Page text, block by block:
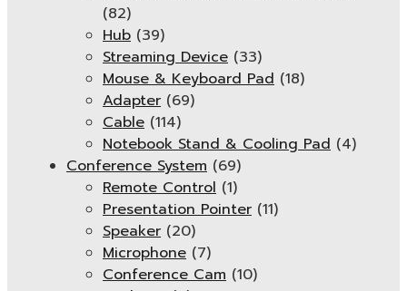
(82)
Hub (39)
Streaming Device (33)
Mouse & Keyboard Pad (18)
Adapter (69)
Cable (114)
Notebook Stand & Cooling Pad (4)
Conference System (69)
Remote Control (1)
Presentation Pointer (11)
Speaker (20)
Microphone (7)
Conference Cam (10)